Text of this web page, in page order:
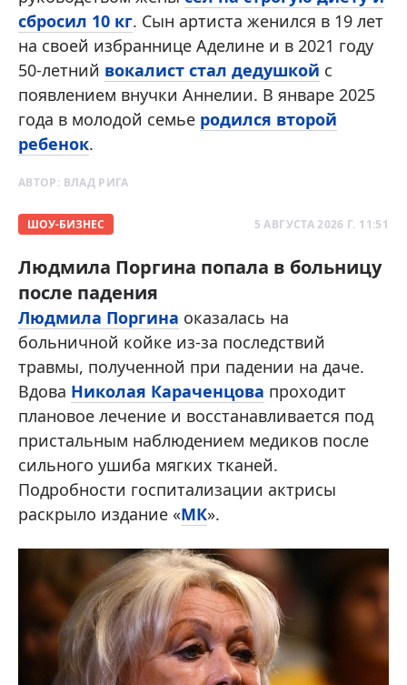
сбросил 10 кг. Сын артиста женился в 19 лет
на своей избраннице Аделине и в 2021 году
50-летний вокалист стал дедушкой с
появлением внучки Аннелии. В январе 2025
года в молодой семье родился второй
ребенок.
АВТОР: ВЛАД РИГА
ШОУ-БИЗНЕС 5 АВГУСТА 2026 Г. 11:51
Людмила Поргина попала в больницу
после падения
Людмила Поргина оказалась на
больничной койке из-за последствий
травмы, полученной при падении на даче.
Вдова Николая Караченцова проходит
плановое лечение и восстанавливается под
пристальным наблюдением медиков после
сильного ушиба мягких тканей.
Подробности госпитализации актрисы
раскрыло издание «МК».